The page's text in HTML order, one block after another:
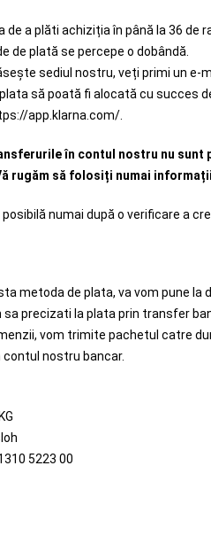
de a plăti achiziția în până la 36 de
de plată se percepe o dobândă.
sediul nostru, veți primi un
să poată fi alocată cu succes
app.klarna.com/.
în contul nostru nu
rugăm să folosiți numai
numai după o verificare a
metoda de plata, va vom pune
sa precizati la plata prin transfer
vom trimite pachetul catre
nostru bancar.
5223 00